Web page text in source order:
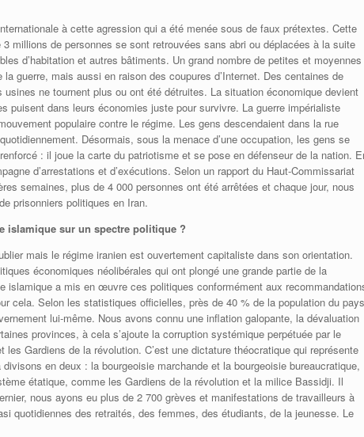
à cette agression qui a été menée sous de faux prétextes. Cette
millions de personnes se sont retrouvées sans abri ou déplacées à la suite
d’habitation et autres bâtiments. Un grand nombre de petites et moyennes
guerre, mais aussi en raison des coupures d’Internet. Des centaines de
ne tournent plus ou ont été détruites. La situation économique devient
puisent dans leurs économies juste pour survivre. La guerre impérialiste
populaire contre le régime. Les gens descendaient dans la rue
Désormais, sous la menace d’une occupation, les gens se
: il joue la carte du patriotisme et se pose en défenseur de la nation.
d’arrestations et d’exécutions. Selon un rapport du Haut-Commissariat
semaines, plus de 4 000 personnes ont été arrêtées et chaque jour, nous
prisonniers politiques en Iran.
islamique sur un spectre politique ?
mais le régime iranien est ouvertement capitaliste dans son orientation.
économiques néolibérales qui ont plongé une grande partie de la
islamique a mis en œuvre ces politiques conformément aux
cela. Selon les statistiques officielles, près de 40 % de la population du pays
lui-même. Nous avons connu une inflation galopante, la dévaluation
provinces, à cela s’ajoute la corruption systémique perpétuée par le
Gardiens de la révolution. C’est une dictature théocratique qui représente
en deux : la bourgeoisie marchande et la bourgeoisie bureaucratique,
étatique, comme les Gardiens de la révolution et la milice Bassidji. Il
nous ayons eu plus de 2 700 grèves et manifestations de travailleurs à
quotidiennes des retraités, des femmes, des étudiants, de la jeunesse. Le